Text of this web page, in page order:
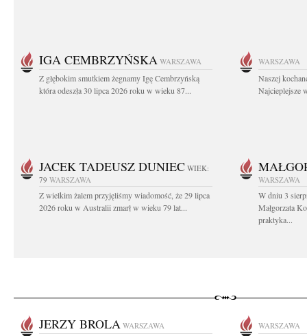
IGA CEMBRZYŃSKA WARSZAWA
Z głębokim smutkiem żegnamy Igę Cembrzyńską
która odeszła 30 lipca 2026 roku w wieku 87...
WARSZAWA
Naszej
Najcieplejsze
JACEK TADEUSZ DUNIEC WIEK:
79 WARSZAWA
Z wielkim żalem przyjęliśmy wiadomość, że 29 lipca
2026 roku w Australii zmarł w wieku 79 lat...
WARSZAWA
W dniu 3
Małgorzata
praktyka...
JERZY BROLA WARSZAWA WARSZAWA